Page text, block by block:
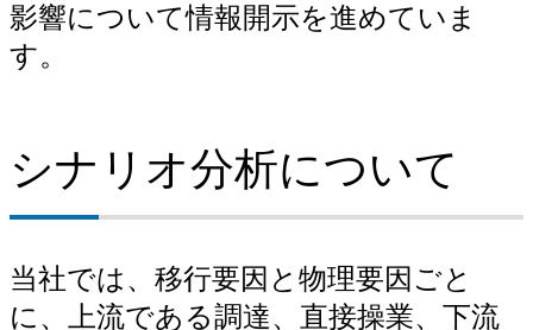
影響について情報開示を進めていま
す。
シナリオ分析について
当社では、移行要因と物理要因ごと
に、上流である調達、直接操業、下流